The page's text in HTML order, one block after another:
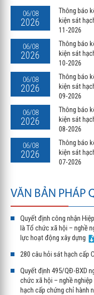
06/08
2026
Thông báo
kiện sát
11-2026
06/08
2026
Thông báo
kiện sát
10-2026
06/08
2026
Thông báo
kiện sát
09-2026
06/08
2026
Thông báo
kiện sát
08-2026
06/08
2026
Thông báo
kiện sát
07-2026
VĂN BẢN PHÁP
Quyết định công nhận
là Tổ chức xã hội – nghề
lực hoạt động xây dựng
280 câu hỏi sát hạch cấp
Quyết định 495/QĐ-BXD
chức xã hội – nghề
hạch cấp chứng chỉ hành